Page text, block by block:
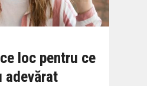
loc pentru ce
adevărat